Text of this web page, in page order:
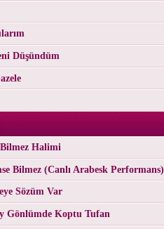
Düşündüm
Halimi
Bilmez (Canlı Arabesk Performans)
Sözüm Var
Gönlümde Koptu Tufan